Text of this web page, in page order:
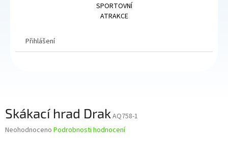
SPORTOVNÍ
ATRAKCE
Přihlášení
Skákací hrad Drak AQ758-1
Průměrné
Neohodnoceno Podrobnosti hodnocení